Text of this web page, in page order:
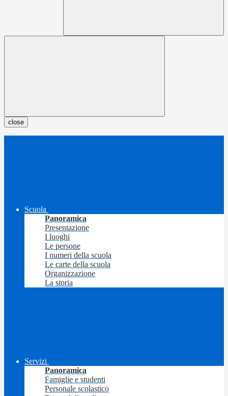
close
Scuola
Panoramica
Presentazione
I luoghi
Le persone
I numeri della scuola
Le carte della scuola
Organizzazione
La storia
Servizi
Panoramica
Famiglie e studenti
Personale scolastico